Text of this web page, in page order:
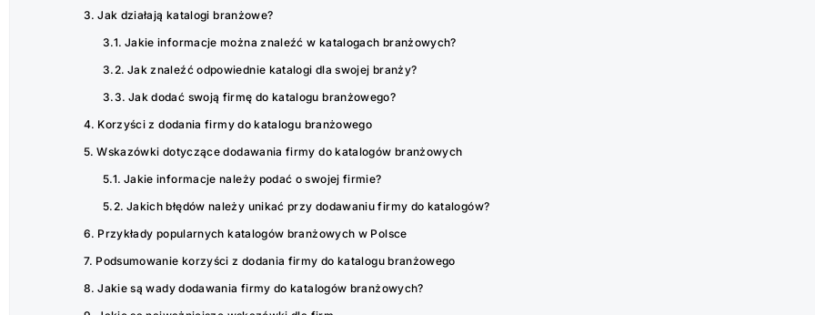
Jak działają katalogi branżowe?
Jakie informacje można znaleźć w katalogach branżowych?
Jak znaleźć odpowiednie katalogi dla swojej branży?
Jak dodać swoją firmę do katalogu branżowego?
Korzyści z dodania firmy do katalogu branżowego
Wskazówki dotyczące dodawania firmy do katalogów branżowych
Jakie informacje należy podać o swojej firmie?
Jakich błędów należy unikać przy dodawaniu firmy do katalogów?
Przykłady popularnych katalogów branżowych w Polsce
Podsumowanie korzyści z dodania firmy do katalogu branżowego
Jakie są wady dodawania firmy do katalogów branżowych?